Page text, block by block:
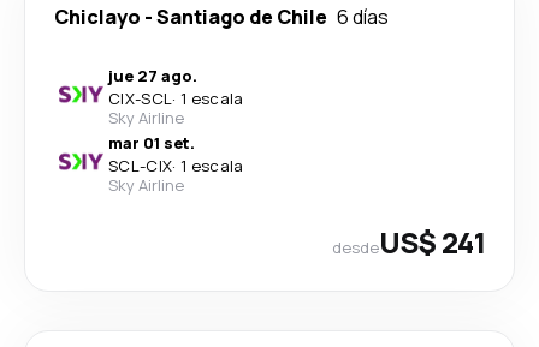
Chiclayo -Santiago de Chile 6 días
jue 27 ago.
CIX-SCL· 1 escala
Sky Airline
mar 01 set.
SCL-CIX· 1 escala
Sky Airline
desdeUS$ 241